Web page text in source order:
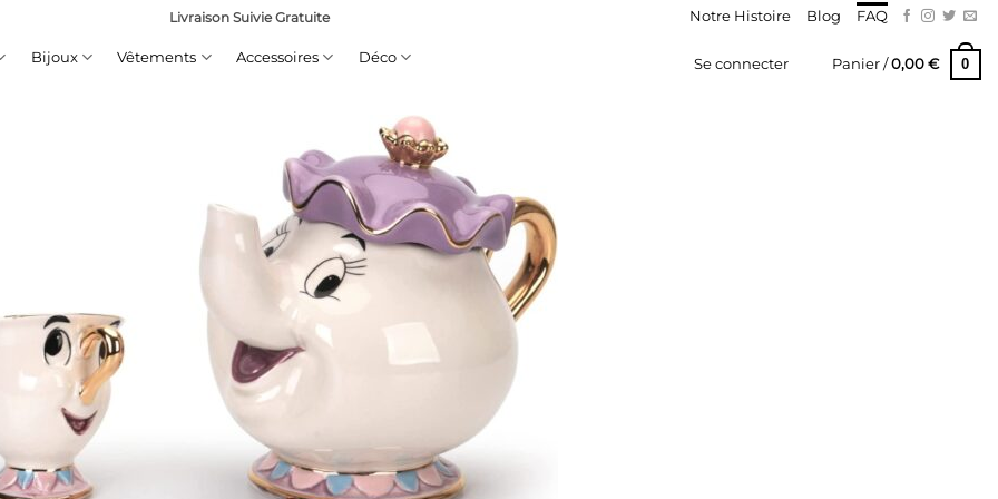
Livraison Suivie Gratuite Notre Histoire Blog FAQ
Bijoux Vêtements Accessoires Déco Se connecter Panier /0,00 € 0